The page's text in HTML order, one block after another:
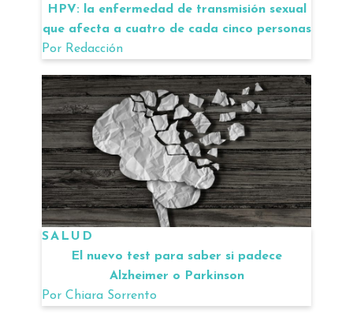
HPV: la enfermedad de transmisión sexual
que afecta a cuatro de cada cinco personas
Por Redacción
SALUD
El nuevo test para saber si padece
Alzheimer o Parkinson
Por Chiara Sorrento